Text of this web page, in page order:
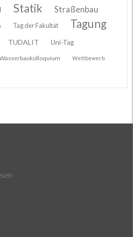
Statik Straßenbau
Tag der Fakultät Tagung
TUDALIT Uni-Tag
Wettbewerb